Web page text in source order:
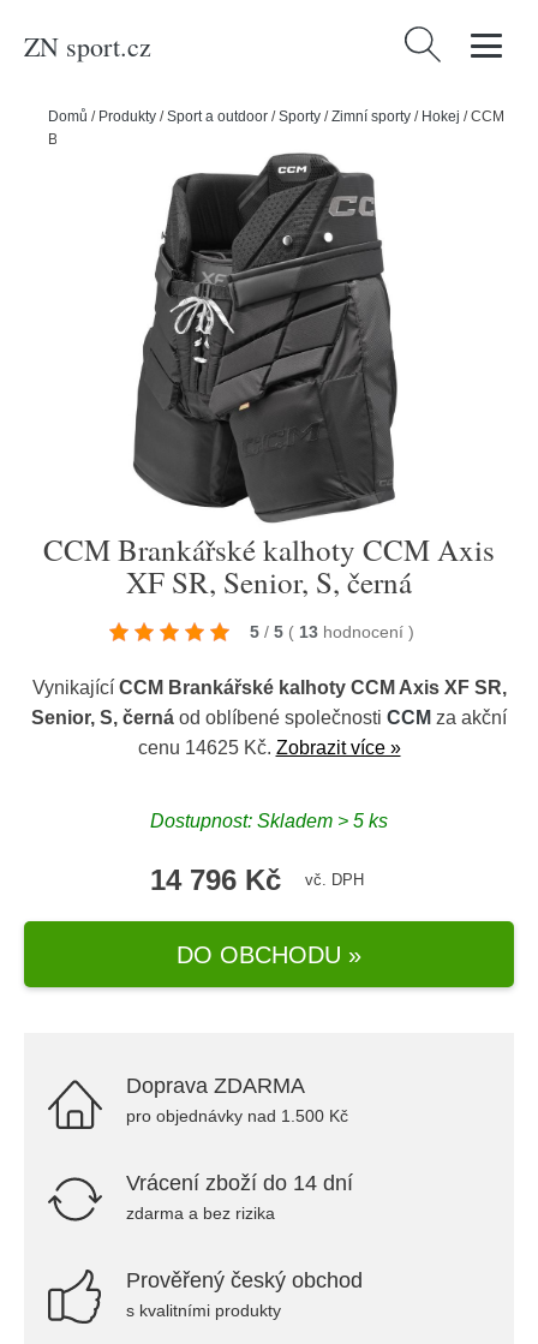
ZN sport.cz Vyhledávání
Domů / Produkty /Sport a outdoor /Sporty /Zimní sporty / Hokej /CCM
Brankářské kalhoty CCM Axis XF SR, Senior, S, černá
CCM Brankářské kalhoty CCM Axis
XF SR, Senior, S, černá
5 / 5 ( 13 hodnocení )
Vynikající CCM Brankářské kalhoty CCM Axis XF SR,
Senior, S, černá od oblíbené společnosti CCM za akční
cenu 14625 Kč. Zobrazit více »
Dostupnost: Skladem > 5 ks
14 796 Kč vč. DPH
DO OBCHODU »
Doprava ZDARMA
pro objednávky nad 1.500 Kč
Vrácení zboží do 14 dní
zdarma a bez rizika
Prověřený český obchod
s kvalitními produkty